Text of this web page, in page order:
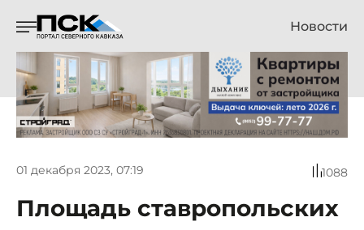
Новости
01 декабря 2023, 07:19 1088
Площадь ставропольских